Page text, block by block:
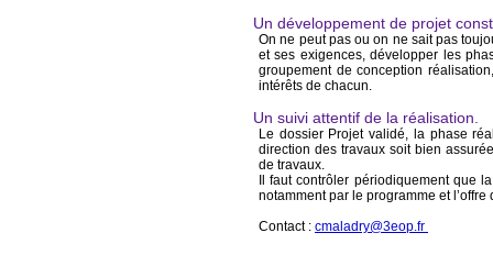
Un développement de projet
On ne peut pas ou on ne sait pas
et ses exigences, développer les
groupement de conception
intérêts de chacun.
Un suivi attentif de la réalisation.
Le dossier Projet validé, la phase
direction des travaux soit bien
de travaux.
Il faut contrôler périodiquement que
notamment par le programme et
Contact : cmaladry@3eop.fr